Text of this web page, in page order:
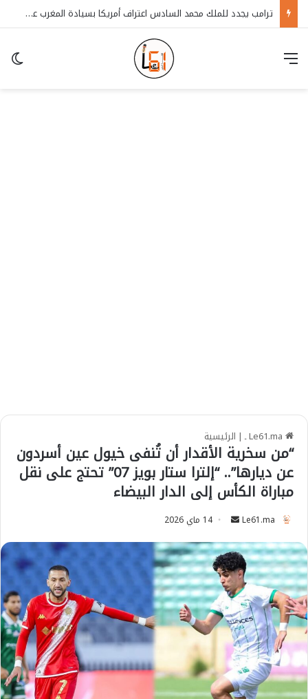
ترامب يجدد للملك محمد السادس اعتراف أمريكا بسيادة المغرب على الصحراء
| الرئيسية
“من سخرية الأقدار أن تُنفى خيول عين أسردون
عن ديارها”.. “إلترا ستار بويز 07” تحتج على نقل
مباراة الكأس إلى الدار البيضاء
Le61.ma
n
d
a
n
e
m
i
l
14 ماي 2026